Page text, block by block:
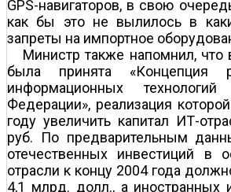
GPS-навигаторов, в свою
как бы это не вылилось в
запреты на импортное
Министр также напомнил,
была принята «Концепция
информационных
Федерации», реализация
году увеличить капитал ИТ-
руб. По предварительным
отечественных инвестиций в
отрасли к концу 2004 года
4,1 млрд. долл., а иностранных